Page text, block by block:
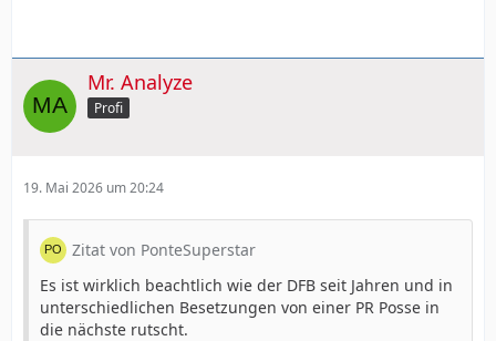
Mr. Analyze
Profi
19. Mai 2026 um 20:24
Zitat von PonteSuperstar
Es ist wirklich beachtlich wie der DFB seit Jahren und in
unterschiedlichen Besetzungen von einer PR Posse in
die nächste rutscht.